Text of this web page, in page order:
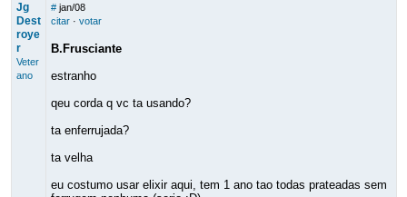
Jg
Dest
roye
r
Veter
ano
# jan/08
citar· votar
B.Frusciante
estranho
qeu corda q vc ta usando?
ta enferrujada?
ta velha
eu costumo usar elixir aqui, tem 1 ano tao todas prateadas sem